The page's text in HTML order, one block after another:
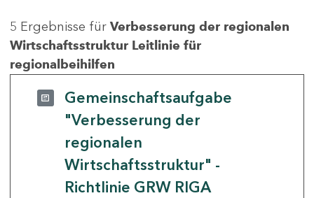
5 Ergebnisse für Verbesserung der regionalen
Wirtschaftsstruktur Leitlinie für
regionalbeihilfen
Gemeinschaftsaufgabe
"Verbesserung der
regionalen
Wirtschaftsstruktur" -
Richtlinie GRW RIGA